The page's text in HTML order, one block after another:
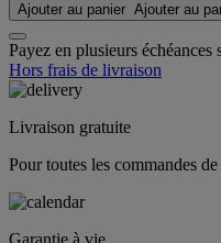
Ajouter au panier Ajouter au
Payez en plusieurs échéances
Hors frais de livraison
Livraison gratuite
Pour toutes les commandes